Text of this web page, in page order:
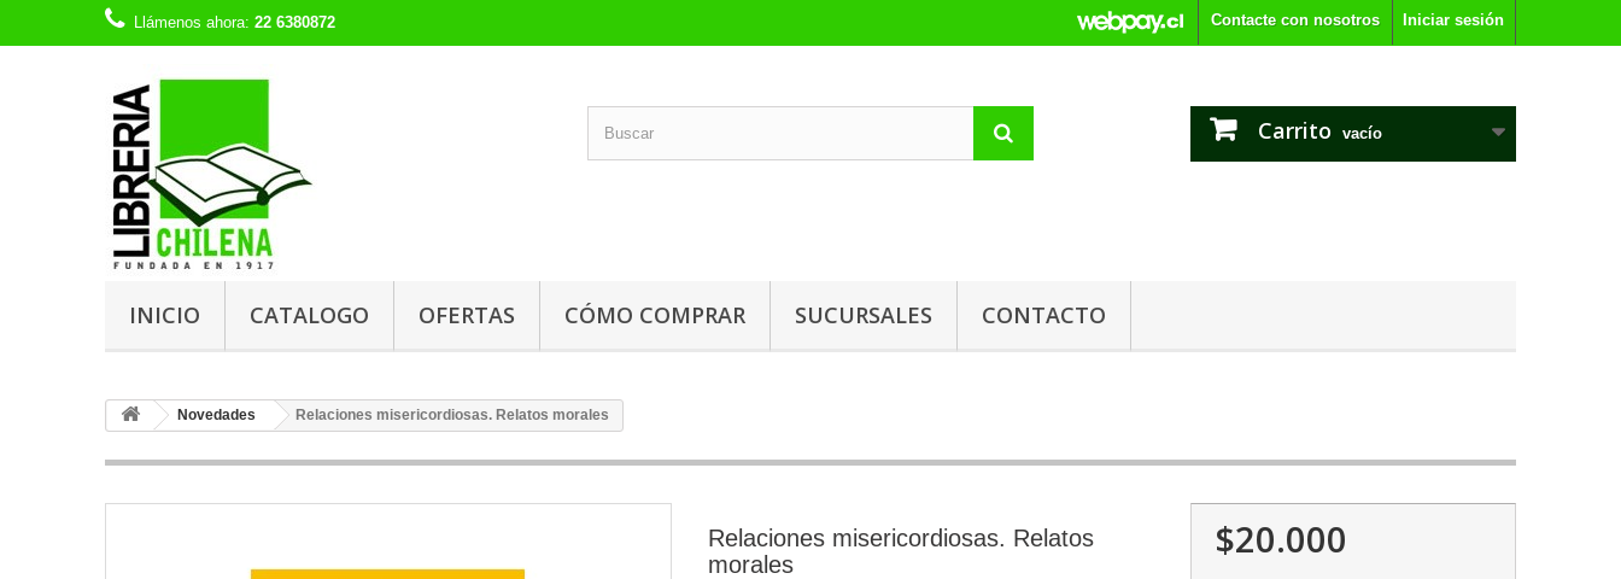
Iniciar sesión
Contacte con nosotros
Llámenos ahora: 22 6380872
Carrito vacío
INICIO CATALOGO OFERTAS CÓMO COMPRAR SUCURSALES CONTACTO
Novedades Relaciones misericordiosas. Relatos morales
Relaciones misericordiosas. Relatos
morales
$20.000